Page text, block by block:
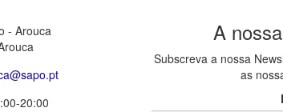
- Arouca
20:00
Anossa
Subscreva a nossa
as